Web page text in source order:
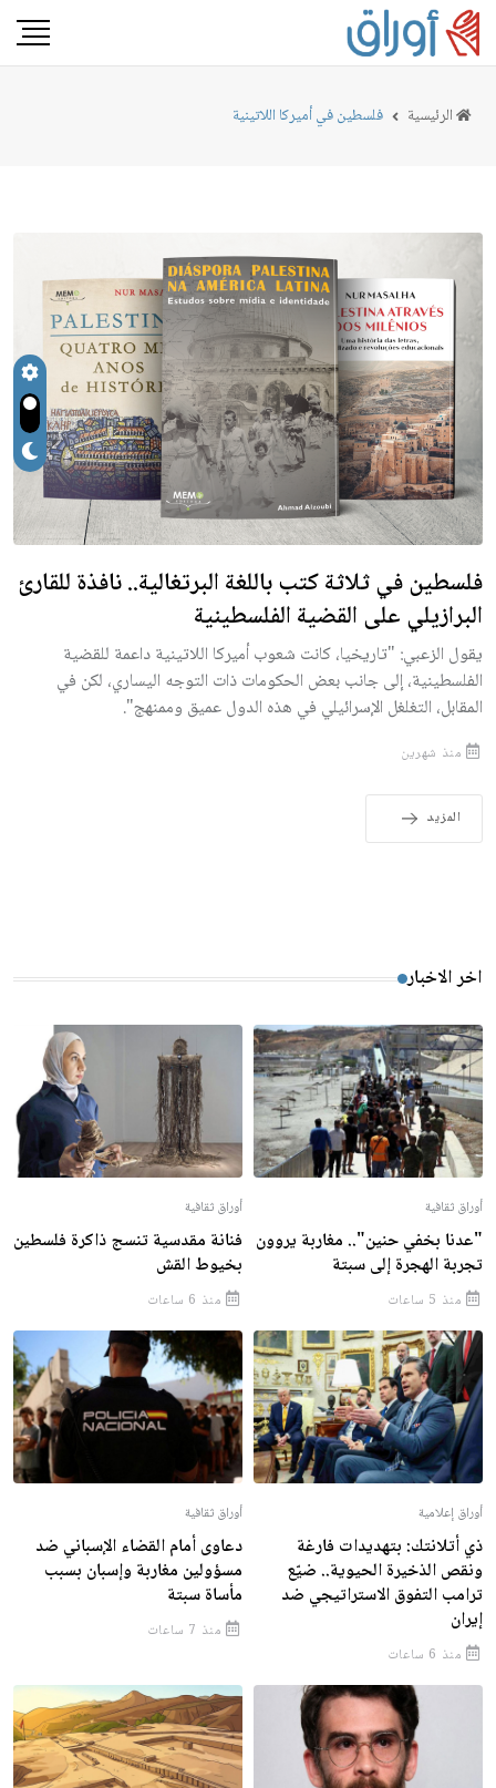
الرئيسية فلسطين في أميركا اللاتينية
فلسطين في ثلاثة كتب باللغة البرتغالية.. نافذة للقارئ
البرازيلي على القضية الفلسطينية
يقول الزعبي: "تاريخيا، كانت شعوب أميركا اللاتينية داعمة للقضية
الفلسطينية، إلى جانب بعض الحكومات ذات التوجه اليساري، لكن في
المقابل، التغلغل الإسرائيلي في هذه الدول عميق وممنهج".
منذ شهرين
المزيد
اخر الاخبار
أوراق ثقافية
"عدنا بخفي حنين".. مغاربة يروون
تجربة الهجرة إلى سبتة
منذ 5 ساعات
أوراق ثقافية
فنانة مقدسية تنسج ذاكرة فلسطين
بخيوط القش
منذ 6 ساعات
أوراق إعلامية
ذي أتلانتك: بتهديدات فارغة
ونقص الذخيرة الحيوية.. ضيّع
ترامب التفوق الاستراتيجي ضد
إيران
منذ 6 ساعات
أوراق ثقافية
دعاوى أمام القضاء الإسباني ضد
مسؤولين مغاربة وإسبان بسبب
مأساة سبتة
منذ 7 ساعات